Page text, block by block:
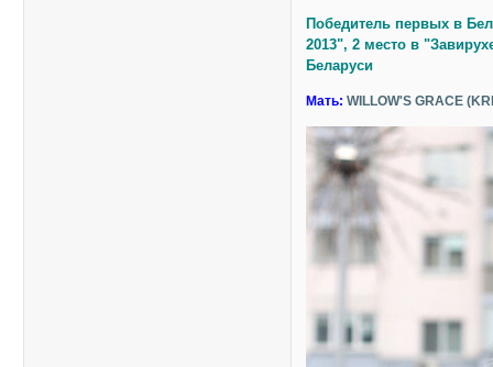
Победитель первых в
2013", 2 место в
Беларуси
Мать:WILLOW'S GRACE